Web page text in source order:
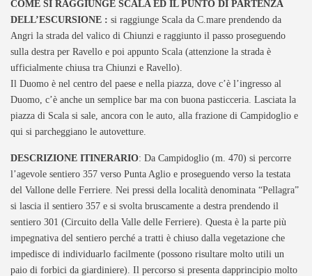
COME SI RAGGIUNGE SCALA ED IL PUNTO DI PARTENZA
DELL’ESCURSIONE : si raggiunge Scala da C.mare prendendo da
Angri la strada del valico di Chiunzi e raggiunto il passo proseguendo
sulla destra per Ravello e poi appunto Scala (attenzione la strada è
ufficialmente chiusa tra Chiunzi e Ravello).
Il Duomo è nel centro del paese e nella piazza, dove c’è l’ingresso al
Duomo, c’è anche un semplice bar ma con buona pasticceria. Lasciata la
piazza di Scala si sale, ancora con le auto, alla frazione di Campidoglio e
qui si parcheggiano le autovetture.
DESCRIZIONE ITINERARIO: Da Campidoglio (m. 470) si percorre
l’agevole sentiero 357 verso Punta Aglio e proseguendo verso la testata
del Vallone delle Ferriere. Nei pressi della località denominata “Pellagra”
si lascia il sentiero 357 e si svolta bruscamente a destra prendendo il
sentiero 301 (Circuito della Valle delle Ferriere). Questa è la parte più
impegnativa del sentiero perché a tratti è chiuso dalla vegetazione che
impedisce di individuarlo facilmente (possono risultare molto utili un
paio di forbici da giardiniere). Il percorso si presenta dapprincipio molto